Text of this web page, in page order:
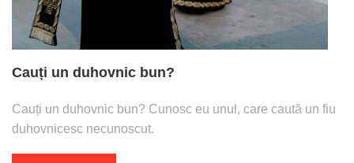
Cauți un duhovnic bun?
Cauți un duhovnic bun? Cunosc eu unul, care caută un fiu
duhovnicesc necunoscut.